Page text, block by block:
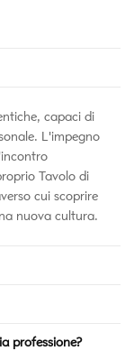
capaci di
L'impegno
Tavolo di
cui scoprire
nuova cultura.
professione?